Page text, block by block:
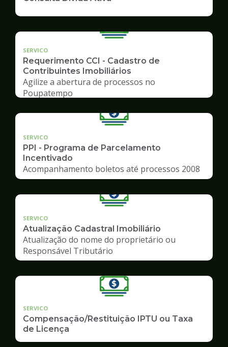
SERVICO
Requerimento CCI - Cadastro de
Contribuintes Imobiliários
Agilize a abertura de processos no
Poupatempo
SERVICO
PPI - Programa de Parcelamento
Incentivado
Acompanhamento boletos até processos 2008
SERVICO
Atualização Cadastral Imobiliário
Atualização do nome do proprietário ou
Responsável Tributário
SERVICO
Compensação/Restituição IPTU ou Taxa
de Licença